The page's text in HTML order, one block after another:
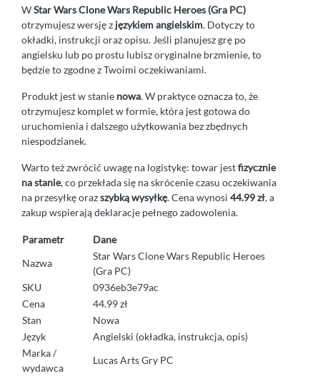
WStar Wars Clone Wars Republic Heroes (Gra PC)
otrzymujesz wersję z językiem angielskim. Dotyczy to
okładki, instrukcji oraz opisu. Jeśli planujesz grę po
angielsku lub po prostu lubisz oryginalne brzmienie, to
będzie to zgodne z Twoimi oczekiwaniami.
Produkt jest w stanie nowa. W praktyce oznacza to, że
otrzymujesz komplet w formie, która jest gotowa do
uruchomienia i dalszego użytkowania bez zbędnych
niespodzianek.
Warto też zwrócić uwagę na logistykę: towar jestfizycznie
na stanie, co przekłada się na skrócenie czasu oczekiwania
na przesyłkę orazszybką wysyłkę. Cena wynosi 44.99 zł, a
zakup wspierają deklaracje pełnego zadowolenia.
Parametr
Dane
Nazwa
Star Wars Clone Wars Republic Heroes
(Gra PC)
SKU
0936eb3e79ac
Cena
44.99 zł
Stan
Nowa
Język
Angielski (okładka, instrukcja, opis)
Marka /
wydawca
Lucas Arts Gry PC